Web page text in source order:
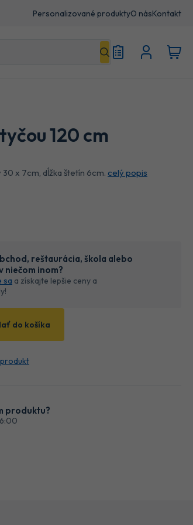
Personalizované produktyO násKontakt
120 cm
x 7cm, dĺžka štetín 6cm. celý popis
reštaurácia, škola alebo
niečom inom?
sa a získajte lepšie ceny a
do košíka
produktu?